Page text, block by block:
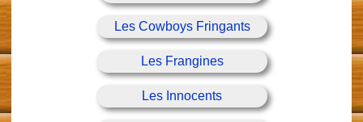
Les Cowboys Fringants
Les Frangines
Les Innocents